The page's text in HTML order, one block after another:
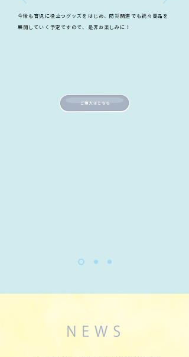
今後も育児に役立つグッズをはじめ、防災関連でも続々商品を
展開していく予定ですので、是非お楽しみに！